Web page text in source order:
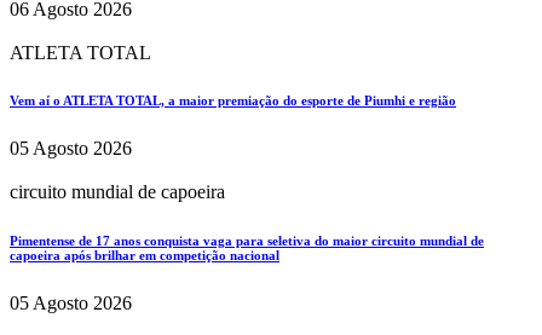
06 Agosto 2026
ATLETA TOTAL
Vem aí o ATLETA TOTAL, a maior premiação do esporte de Piumhi e região
05 Agosto 2026
circuito mundial de capoeira
Pimentense de 17 anos conquista vaga para seletiva do maior circuito mundial de
capoeira após brilhar em competição nacional
05 Agosto 2026